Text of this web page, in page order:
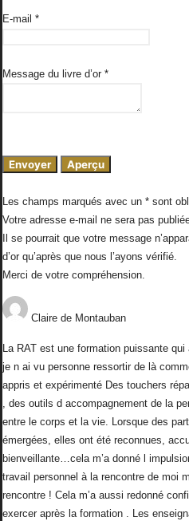
E-mail *
Message du livre d’or *
Les champs marqués avec un * sont
Votre adresse e-mail ne sera pas
Il se pourrait que votre message
d’or qu’après que nous l’ayons vérifié.
Merci de votre compréhension.
Claire de Montauban
La RAT est une formation puissante
je n ai vu personne ressortir de là
appris et expérimenté Des touchers
, des outils d accompagnement de la
entre le corps et la vie. Lorsque des
émergées, elles ont été reconnues,
bienveillante…cela m’a donné l
travail personnel à la rencontre de moi
rencontre ! Cela m’a aussi redonné
exercer après la formation . Les